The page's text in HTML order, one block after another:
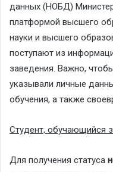
данных (НОБД)
платформой высшего
науки и высшего
поступают из
заведения. Важно,
указывали личные
обучения, а также
Студент, обучающийся
Для получения статуса